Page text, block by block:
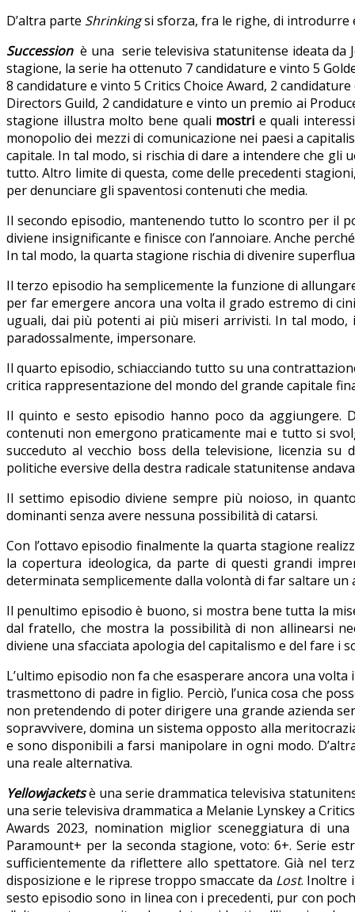
D’altra parte Shrinkingsi sforza, fra le righe, di introdurre
Successionè una serie televisiva statunitense ideata da
stagione, la serie ha ottenuto 7 candidature e vinto 5
8 candidature e vinto 5 Critics Choice Award, 2
Directors Guild, 2 candidature e vinto un premio ai
stagione illustra molto bene quali mostri e quali
monopolio dei mezzi di comunicazione nei paesi a
capitale. In tal modo, si rischia di dare a intendere che
tutto. Altro limite di questa, come delle precedenti
per denunciare gli spaventosi contenuti che media.
Il secondo episodio, mantenendo tutto lo scontro per il
diviene insignificante e finisce con l’annoiare. Anche
In tal modo, la quarta stagione rischia di divenire
Il terzo episodio ha semplicemente la funzione di
per far emergere ancora una volta il grado estremo di
uguali, dai più potenti ai più miseri arrivisti. In tal
paradossalmente, impersonare.
Il quarto episodio, schiacciando tutto su una
critica rappresentazione del mondo del grande capitale
Il quinto e sesto episodio hanno poco da aggiungere.
contenuti non emergono praticamente mai e tutto si
succeduto al vecchio boss della televisione, licenzia
politiche eversive della destra radicale statunitense
Il settimo episodio diviene sempre più noioso, in
dominanti senza avere nessuna possibilità di catarsi.
Con l’ottavo episodio finalmente la quarta stagione
la copertura ideologica, da parte di questi grandi
determinata semplicemente dalla volontà di far saltare
Il penultimo episodio è buono, si mostra bene tutta la
dal fratello, che mostra la possibilità di non allinearsi
diviene una sfacciata apologia del capitalismo e del fare i
L’ultimo episodio non fa che esasperare ancora una
trasmettono di padre in figlio. Perciò, l’unica cosa che
non pretendendo di poter dirigere una grande azienda
sopravvivere, domina un sistema opposto alla
e sono disponibili a farsi manipolare in ogni modo.
una reale alternativa.
Yellowjacketsè una serie drammatica televisiva
una serie televisiva drammatica a Melanie Lynskey a
Awards 2023, nomination miglior sceneggiatura di
Paramount+ per la seconda stagione, voto: 6+. Serie
sufficientemente da riflettere allo spettatore. Già nel
disposizione e le riprese troppo smaccate da Lost. Inoltre
sesto episodio sono in linea con i precedenti, pur con